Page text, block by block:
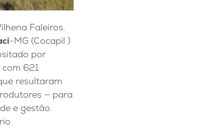
Faleiros.
-MG (Cocapil )
por
621
resultaram
— para
e gestão